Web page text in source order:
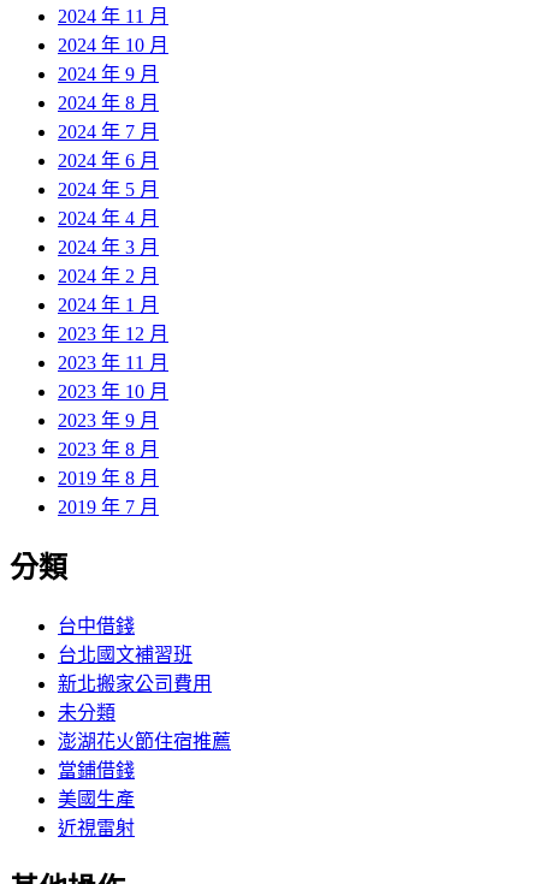
2024 年 11 月
2024 年 10 月
2024 年 9 月
2024 年 8 月
2024 年 7 月
2024 年 6 月
2024 年 5 月
2024 年 4 月
2024 年 3 月
2024 年 2 月
2024 年 1 月
2023 年 12 月
2023 年 11 月
2023 年 10 月
2023 年 9 月
2023 年 8 月
2019 年 8 月
2019 年 7 月
分類
台中借錢
台北國文補習班
新北搬家公司費用
未分類
澎湖花火節住宿推薦
當鋪借錢
美國生產
近視雷射